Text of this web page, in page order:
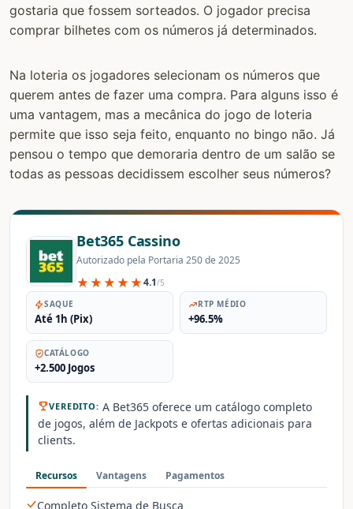
gostaria que fossem sorteados. O jogador precisa
comprar bilhetes com os números já determinados.
Na loteria os jogadores selecionam os números que
querem antes de fazer uma compra. Para alguns isso é
uma vantagem, mas a mecânica do jogo de loteria
permite que isso seja feito, enquanto no bingo não. Já
pensou o tempo que demoraria dentro de um salão se
todas as pessoas decidissem escolher seus números?
Bet365 Cassino
Autorizado pela Portaria 250 de 2025
★★★★★4.1/5
SAQUE
Até 1h (Pix)
RTP MÉDIO
+96.5%
CATÁLOGO
+2.500 Jogos
VEREDITO: A Bet365 oferece um catálogo completo
de jogos, além de Jackpots e ofertas adicionais para
clients.
Recursos Vantagens Pagamentos
Completo Sistema de Busca